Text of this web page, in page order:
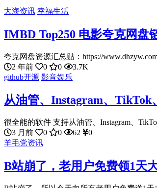
大海资讯 幸福生活
IMBD Top250 电影夸克网盘
夸克网盘资源汇总贴：https://
2 年前
0 0
3.7K
github开源 影音娱乐
从油管、Instagram、TikTok
很全能的软件 支持从油管、Instagram、
3 月前
0 0 62
0
羊毛党资讯
B站崩了，老用户免费领1天